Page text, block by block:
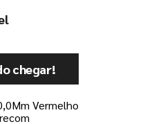
chegar!